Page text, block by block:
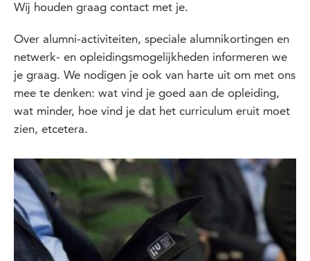
Wij houden graag contact met je.
Over alumni-activiteiten, speciale alumnikortingen en
netwerk- en opleidingsmogelijkheden informeren we
je graag. We nodigen je ook van harte uit om met ons
mee te denken: wat vind je goed aan de opleiding,
wat minder, hoe vind je dat het curriculum eruit moet
zien, etcetera.